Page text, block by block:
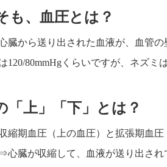
も、血圧とは？
臓から送り出された血液が、血管
120/80mmHgくらいですが、ネズミ
「上」「下」とは？
縮期血圧（上の血圧）と拡張期血圧
心臓が収縮して、血液が送り出され